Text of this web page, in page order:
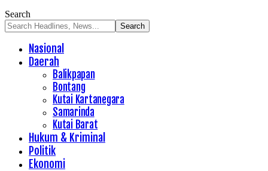
Search
Nasional
Daerah
Balikpapan
Bontang
Kutai Kartanegara
Samarinda
Kutai Barat
Hukum & Kriminal
Politik
Ekonomi